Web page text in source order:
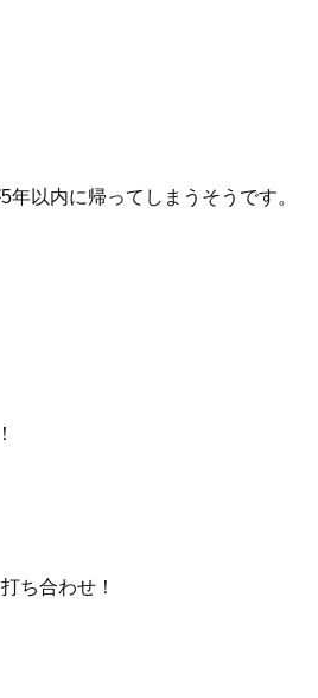
以内に帰ってしまうそうです。
ち合わせ！